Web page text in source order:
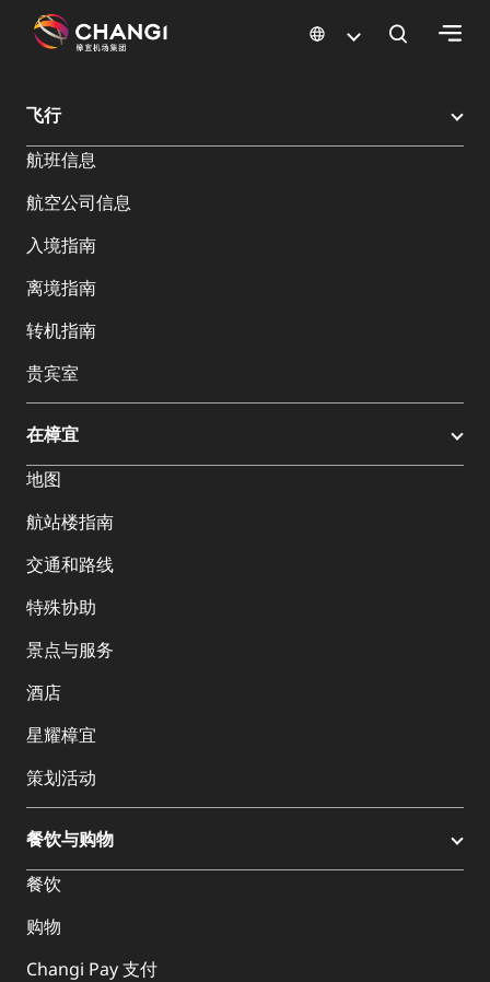
有
宜
网
选
语
言:
樟宜机场 樟宜机场餐饮与购物 樟宜机场购物指南 购物详情
飞行
航班信息
航空公司信息
入境指南
离境指南
转机指南
贵宾室
在樟宜
地图
航站楼指南
交通和路线
特殊协助
景点与服务
酒店
星耀樟宜
策划活动
餐饮与购物
餐饮
购物
Changi Pay 支付